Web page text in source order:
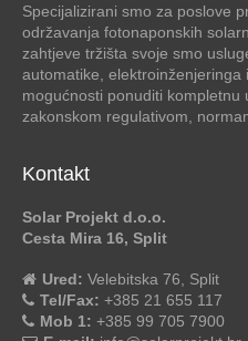
Specijalizirani smo za poslove
održavanja fotonaponskih
zahtjeve tržišta svoje smo
automatike,
mogućnosti ponuditi kompletnu
zakonskom regulativom,
Kontakt
Solar Projekt d.o.o.
Cesta Mira 16, Split
Ured: Velebitska 76, Split
Tel/Fax: +385 21 655 117
Mob 1: +385 99 705 7900